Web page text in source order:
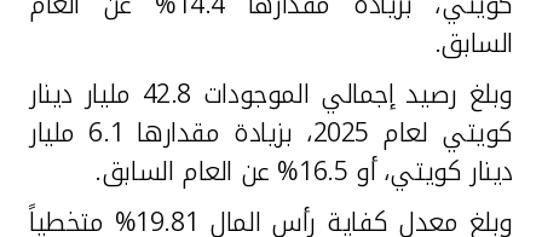
السابق.
وبلغ رصيد إجمالي الموجودات 42.8 مليار دينار
كويتي لعام 2025، بزيادة مقدارها 6.1 مليار
دينار كويتي، أو 16.5% عن العام السابق.
وبلغ معدل كفاية رأس المال 19.81% متخطياً